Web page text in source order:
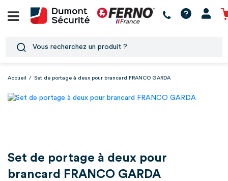
Accueil / Set de portage à deux pour brancard FRANCO GARDA
Set de portage à deux pour
brancard FRANCO GARDA